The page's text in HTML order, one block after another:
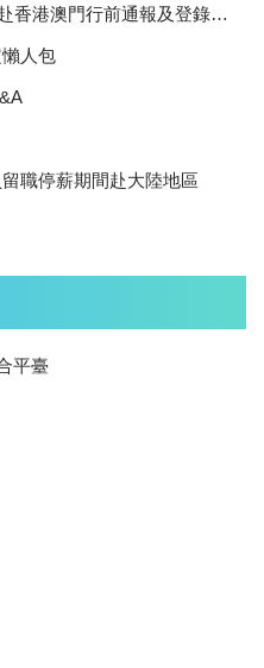
門行前通報及登錄作業流程圖
人包
職停薪期間赴大陸地區
平臺